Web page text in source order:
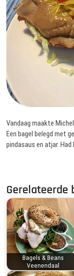
Vandaag maakte
Een bagel belegd met
pindasaus en atjar. Had
Gerelateerde
Bagels & Beans
Veenendaal